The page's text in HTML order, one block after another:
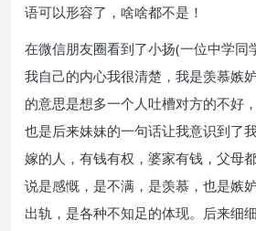
语可以形容了，啥啥都不是！
在微信朋友圈看到了小扬(一位中学
我自己的内心我很清楚，我是羡慕嫉
的意思是想多一个人吐槽对方的不好
也是后来妹妹的一句话让我意识到了
嫁的人，有钱有权，婆家有钱，父母
说是感慨，是不满，是羡慕，也是嫉
出轨，是各种不知足的体现。后来细